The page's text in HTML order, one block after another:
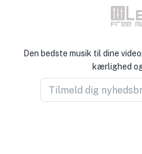
Den bedste musik til dine
kærlighed
Tilmeld dig